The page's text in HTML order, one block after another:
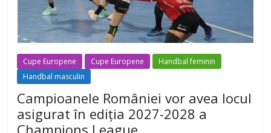
Cupe Europene Cupe Europene
Handbal feminin
Handbal masculin
Campioanele României vor avea locul
asigurat în ediția 2027-2028 a
Champions League